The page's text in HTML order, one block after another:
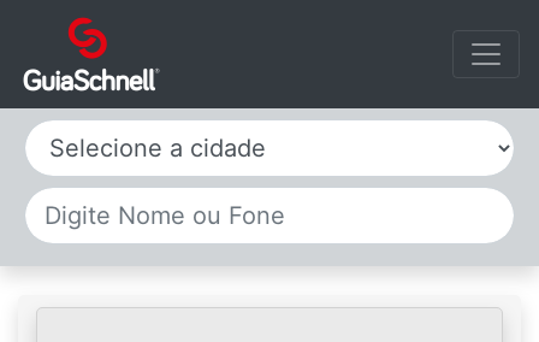
Selecione a cidade